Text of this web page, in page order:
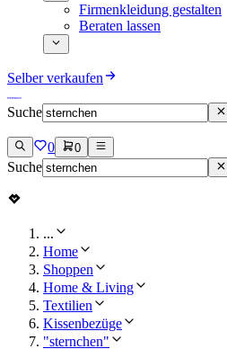
Firmenkleidung gestalten
Beraten lassen
Selber verkaufen
Suche
0 0
Suche
...
Home
Shoppen
Home & Living
Textilien
Kissenbezüge
"sternchen"